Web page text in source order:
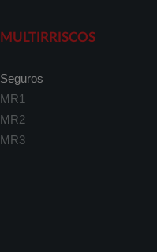
MULTIRRISCOS
Seguros
MR1
MR2
MR3